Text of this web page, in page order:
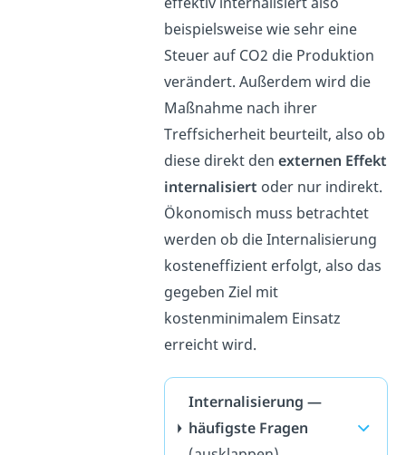
beispielsweise wie sehr eine
Steuer auf CO2 die Produktion
verändert. Außerdem wird die
Maßnahme nach ihrer
Treffsicherheit beurteilt, also ob
diese direkt den externen Effekt
internalisiert oder nur indirekt.
Ökonomisch muss betrachtet
werden ob die Internalisierung
kosteneffizient erfolgt, also das
gegeben Ziel mit
kostenminimalem Einsatz
erreicht wird.
Internalisierung —
häufigste Fragen